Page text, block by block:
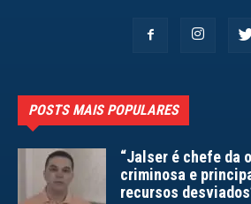
POSTS MAIS POPULARES
“Jalser é chefe da
criminosa e
recursos